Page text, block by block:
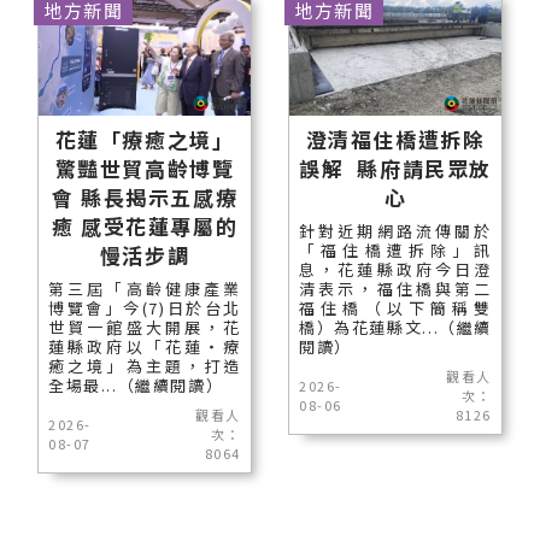
花蓮「療癒之境」
驚豔世貿高齡博覽
會 縣長揭示五感療
癒 感受花蓮專屬的
慢活步調
第三屆「高齡健康產業
博覽會」今(7)日於台北
世貿一館盛大開展，花
蓮縣政府以「花蓮‧療
癒之境」為主題，打造
全場最...（繼續閱讀）
2026-
08-07
觀看人
次：
8064
地方新聞
澄清福住橋遭拆除
誤解 縣府請民眾放
心
針對近期網路流傳關於
「福住橋遭拆除」訊
息，花蓮縣政府今日澄
清表示，福住橋與第二
福住橋（以下簡稱雙
橋）為花蓮縣文...（繼續
閱讀）
2026-
08-06
觀看人
次：
8126
地方新聞